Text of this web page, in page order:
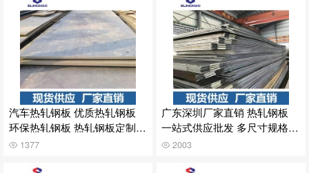
汽车热轧钢板 优质热轧钢板
环保热轧钢板 热轧钢板定制 4
0mm1377
广东深圳厂家直销 热轧钢板
一站式供应批发 多尺寸规格25
mm 30mm
2003